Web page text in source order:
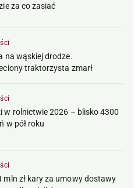
za co zasiać
na wąskiej drodze.
traktorzysta zmarł
w rolnictwie 2026 – blisko 4300
w pół roku
mln zł kary za umowy dostawy